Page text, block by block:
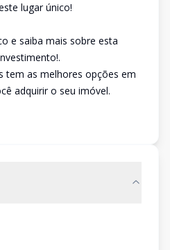
lugar único!
e saiba mais sobre esta
tem as melhores opções em
adquirir o seu imóvel.